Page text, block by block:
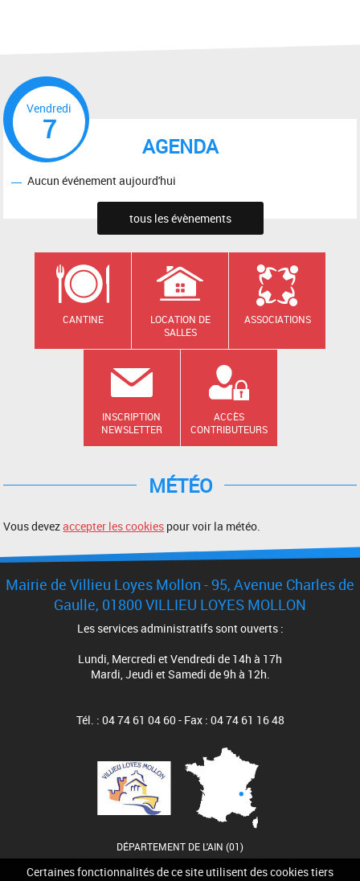
Certaines fonctionnalités de ce site utilisent des cookies tiers
AGENDA
Vendredi
7
Aucun événement aujourd'hui
tous les évènements
CANTINE
LOCATION DE
SALLES
ASSOCIATIONS
INSCRIPTION
NEWSLETTER
ACCÈS
CONTRIBUTEURS
MÉTÉO
Vous devezaccepter les cookies pour voir la météo.
Mairie de Villieu Loyes Mollon - 95, Avenue Charles de
Gaulle, 01800 VILLIEU LOYES MOLLON
Les services administratifs sont ouverts :
Lundi, Mercredi et Vendredi de 14h à 17h
Mardi, Jeudi et Samedi de 9h à 12h.
Tél. : 04 74 61 04 60 - Fax : 04 74 61 16 48
DÉPARTEMENT DE L'AIN (01)